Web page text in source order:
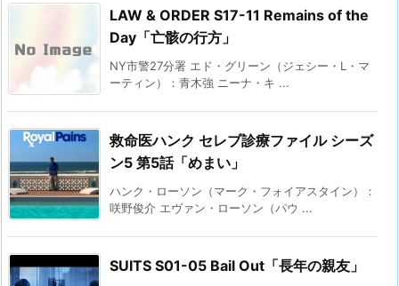
LAW & ORDER S17-11 Remains of the
Day「亡骸の行方」
NY市警27分署 エド・グリーン（ジェシー・L・マ
ーティン）：青木強 ニーナ・キ ...
救命医ハンク セレブ診療ファイル シーズ
ン5 第5話「めまい」
ハンク・ローソン（マーク・フォイアスタイン）：
咲野俊介 エヴァン・ローソン（パウ ...
SUITS S01-05 Bail Out「長年の親友」